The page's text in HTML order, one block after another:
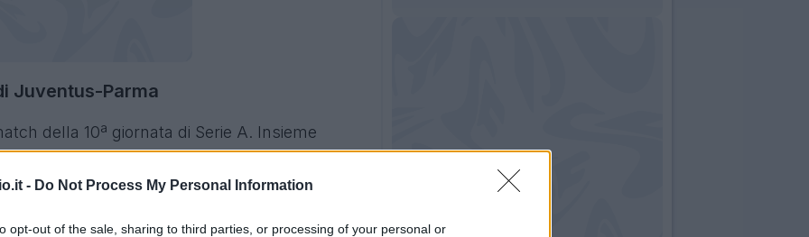
- Do Not Process My Personal Information
opt-out of the sale, sharing to third parties, or processing of your personal or
Juventus-Parma
della 10ª giornata di Serie A. Insieme
possibili in chiave Fantacalcio,
quello che dovrebbe essere